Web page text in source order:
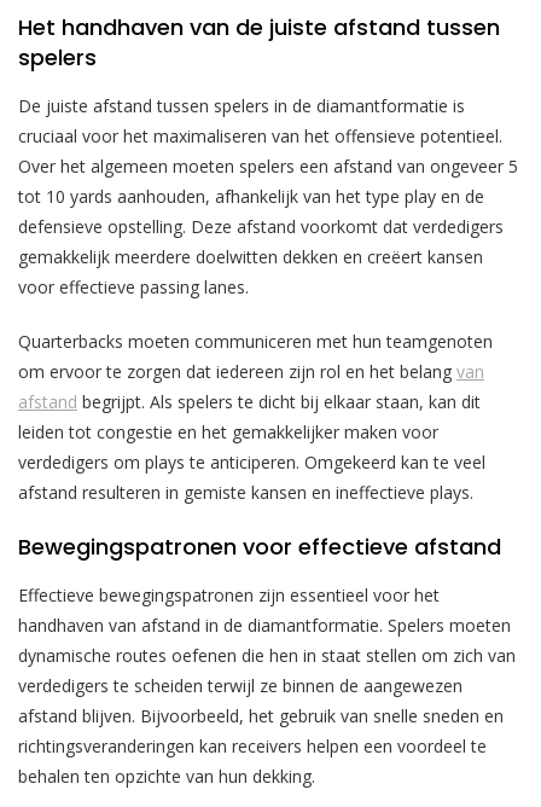
Het handhaven van de juiste afstand tussen
spelers
De juiste afstand tussen spelers in de diamantformatie is
cruciaal voor het maximaliseren van het offensieve potentieel.
Over het algemeen moeten spelers een afstand van ongeveer 5
tot 10 yards aanhouden, afhankelijk van het type play en de
defensieve opstelling. Deze afstand voorkomt dat verdedigers
gemakkelijk meerdere doelwitten dekken en creëert kansen
voor effectieve passing lanes.
Quarterbacks moeten communiceren met hun teamgenoten
om ervoor te zorgen dat iedereen zijn rol en het belang van
afstand begrijpt. Als spelers te dicht bij elkaar staan, kan dit
leiden tot congestie en het gemakkelijker maken voor
verdedigers om plays te anticiperen. Omgekeerd kan te veel
afstand resulteren in gemiste kansen en ineffectieve plays.
Bewegingspatronen voor effectieve afstand
Effectieve bewegingspatronen zijn essentieel voor het
handhaven van afstand in de diamantformatie. Spelers moeten
dynamische routes oefenen die hen in staat stellen om zich van
verdedigers te scheiden terwijl ze binnen de aangewezen
afstand blijven. Bijvoorbeeld, het gebruik van snelle sneden en
richtingsveranderingen kan receivers helpen een voordeel te
behalen ten opzichte van hun dekking.